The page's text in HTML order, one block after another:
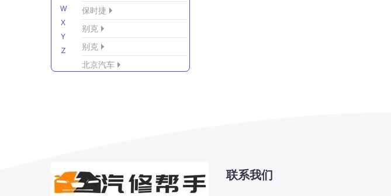
W
X
Y
Z
保时捷
别克
别克
北京汽车
北汽幻速
北汽新能源
联系我们